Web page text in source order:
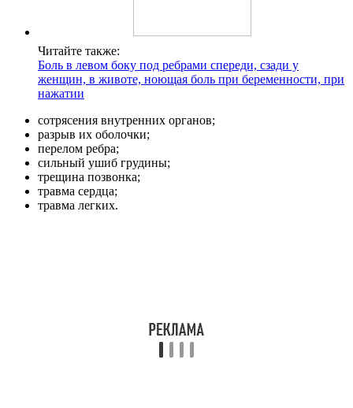
Читайте также:
Боль в левом боку под ребрами спереди, сзади у
женщин, в животе, ноющая боль при беременности, при
нажатии
сотрясения внутренних органов;
разрыв их оболочки;
перелом ребра;
сильный ушиб грудины;
трещина позвонка;
травма сердца;
травма легких.